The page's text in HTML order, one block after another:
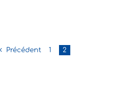
Précédent 1 2